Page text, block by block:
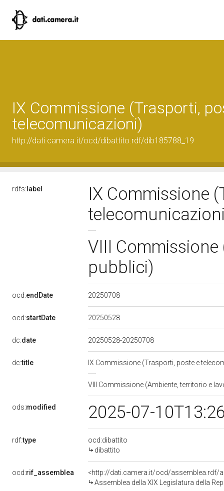
IX Commissione (Trasporti,
telecomunicazioni)
http://dati.camera.it/ocd/dibattito.rdf/dib185788_19
rdfs: label
IX Commissione
VIII
pubblici)
ocd:endDate 20250708
ocd:startDate 20250528
dc:date 20250528-20250708
dc:title IX Commissione (Trasporti, poste e
VIII Commissione (Ambiente, territorio e
ods:modified 2025-07-
rdf:type
ocd:dibattito
dibattito
ocd:rif_assemblea
<http://dati.camera.it/ocd/assemblea.rdf/
Assemblea della XIX Legislatura della